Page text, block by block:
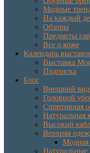
Модные
На каждый
Обзоры
Предметы
Все о коже
Календарь
Выставка
Подписка
Блог
Внешний вид
Головной
Спортивная
Натуральная
Высокий
Верхняя
Модная
Натуральные